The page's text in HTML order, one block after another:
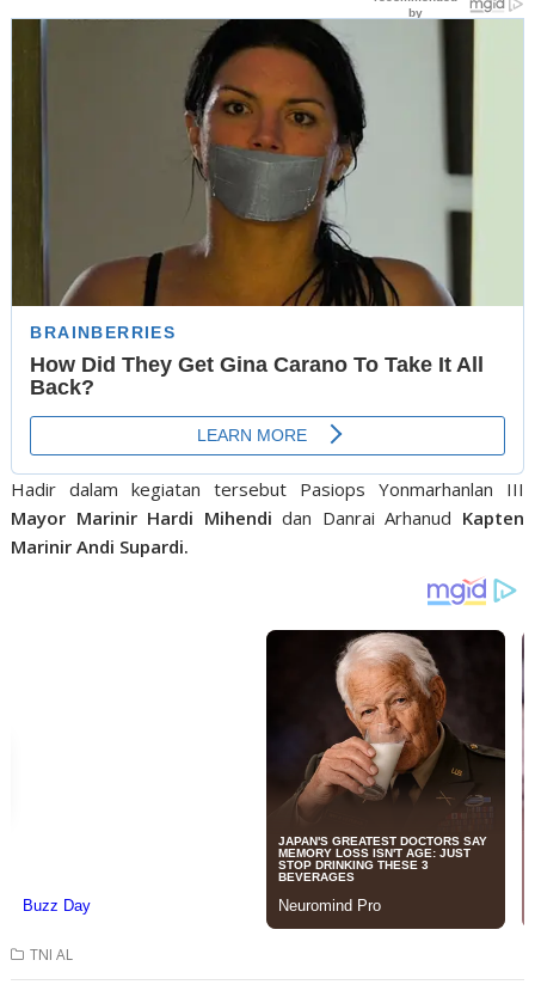
Hadir dalam kegiatan tersebut Pasiops Yonmarhanlan III
Mayor Marinir Hardi Mihendi dan Danrai Arhanud Kapten
Marinir Andi Supardi.
TNI AL